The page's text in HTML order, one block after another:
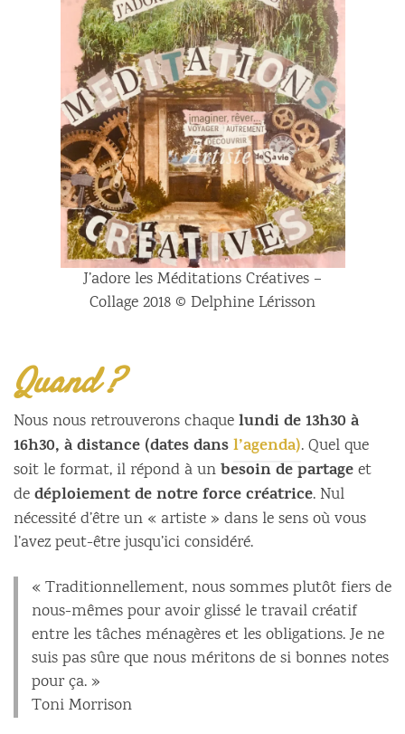
J’adore les Méditations Créatives –
Collage 2018 © Delphine Lérisson
Quand ?
Nous nous retrouverons chaquelundi de 13h30 à
16h30, à distance (dates dansl’agenda). Quel que
soit le format, il répond à unbesoin de partageet
dedéploiement de notre force créatrice. Nul
nécessité d’être un « artiste » dans le sens où vous
l’avez peut-être jusqu’ici considéré.
« Traditionnellement, nous sommes plutôt fiers de
nous-mêmes pour avoir glissé le travail créatif
entre les tâches ménagères et les obligations. Je ne
suis pas sûre que nous méritons de si bonnes notes
pour ça. »
Toni Morrison